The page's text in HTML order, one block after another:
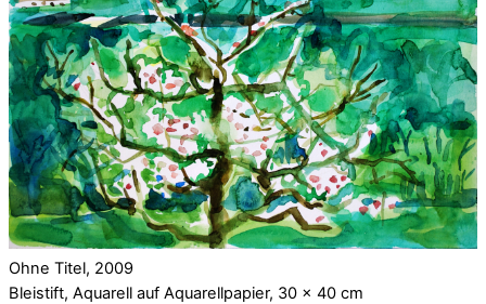
Ohne Titel, 2009
Bleistift, Aquarell auf Aquarellpapier, 30 x 40 cm